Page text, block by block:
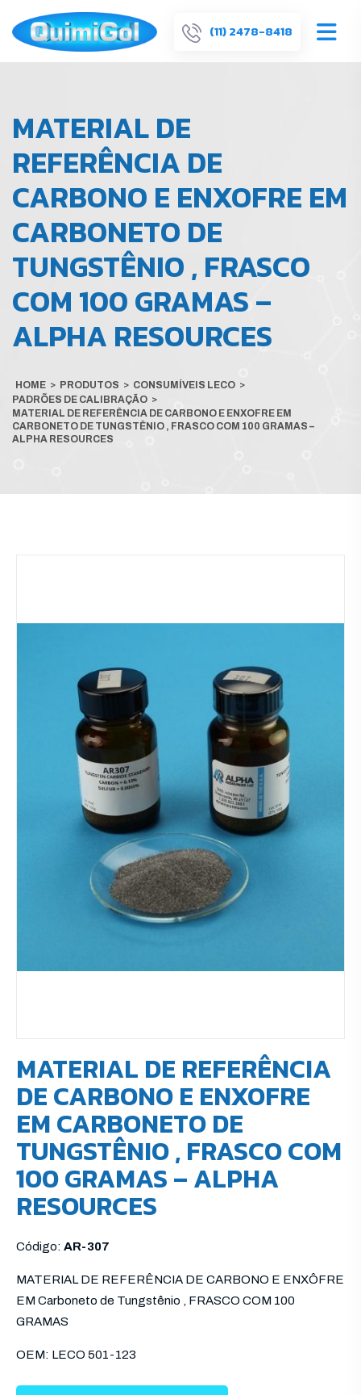
(11) 2478-8418
MATERIAL DE
REFERÊNCIA DE
CARBONO E ENXOFRE EM
CARBONETO DE
TUNGSTÊNIO , FRASCO
COM 100 GRAMAS –
ALPHA RESOURCES
HOME > PRODUTOS > CONSUMÍVEIS LECO >
PADRÕES DE CALIBRAÇÃO >
MATERIAL DE REFERÊNCIA DE CARBONO E ENXOFRE EM
CARBONETO DE TUNGSTÊNIO , FRASCO COM 100 GRAMAS –
ALPHA RESOURCES
MATERIAL DE REFERÊNCIA
DE CARBONO E ENXOFRE
EM CARBONETO DE
TUNGSTÊNIO , FRASCO COM
100 GRAMAS – ALPHA
RESOURCES
Código: AR-307
MATERIAL DE REFERÊNCIA DE CARBONO E ENXÔFRE
EM Carboneto de Tungstênio , FRASCO COM 100
GRAMAS
OEM: LECO 501-123